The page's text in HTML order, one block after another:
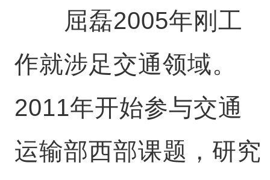
屈磊2005年刚工
作就涉足交通领域。
2011年开始参与交通
运输部西部课题，研究